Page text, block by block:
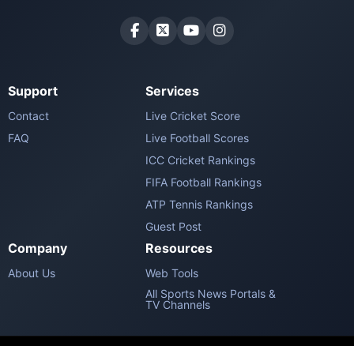
Support
Contact
FAQ
Services
Live Cricket Score
Live Football Scores
ICC Cricket Rankings
FIFA Football Rankings
ATP Tennis Rankings
Guest Post
Company
About Us
Resources
Web Tools
All Sports News Portals &
TV Channels